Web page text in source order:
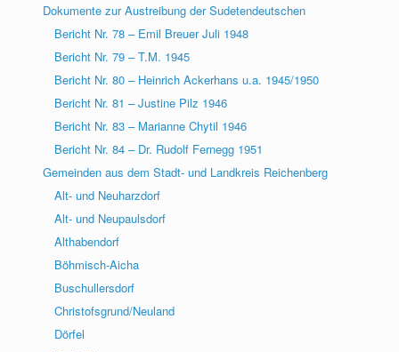
Dokumente zur Austreibung der Sudetendeutschen
Bericht Nr. 78 – Emil Breuer Juli 1948
Bericht Nr. 79 – T.M. 1945
Bericht Nr. 80 – Heinrich Ackerhans u.a. 1945/1950
Bericht Nr. 81 – Justine Pilz 1946
Bericht Nr. 83 – Marianne Chytil 1946
Bericht Nr. 84 – Dr. Rudolf Fernegg 1951
Gemeinden aus dem Stadt- und Landkreis Reichenberg
Alt- und Neuharzdorf
Alt- und Neupaulsdorf
Althabendorf
Böhmisch-Aicha
Buschullersdorf
Christofsgrund/Neuland
Dörfel